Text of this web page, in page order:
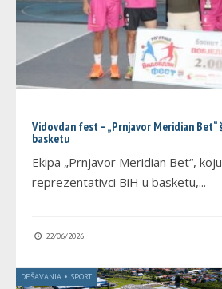
Vidovdan fest – „Prnjavor Meridian Bet“
basketu
Ekipa „Prnjavor Meridian Bet“,
reprezentativci BiH u basketu,...
22/06/2026
DEŠAVANJA • SPORT